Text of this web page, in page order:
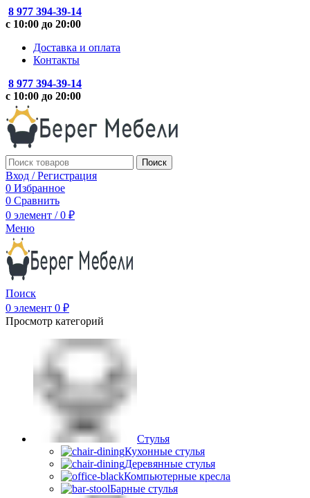
8 977 394-39-14
с 10:00 до 20:00
Доставка и оплата
Контакты
8 977 394-39-14
с 10:00 до 20:00
Поиск
Вход / Регистрация
0 Избранное
0 Сравнить
0 элемент / 0 ₽
Меню
Поиск
0 элемент 0 ₽
Просмотр категорий
Стулья
Кухонные стулья
Деревянные стулья
Компьютерные кресла
Барные стулья